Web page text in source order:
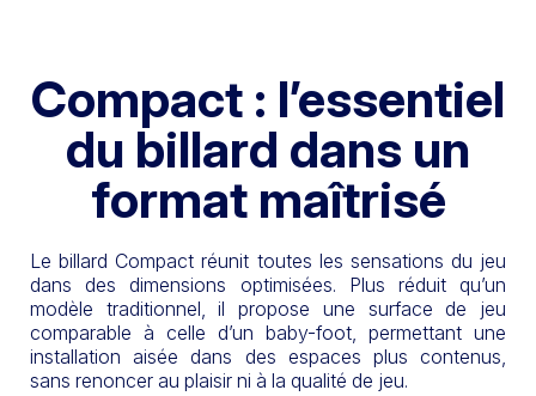
Compact : l’essentiel
du billard dans un
format maîtrisé
Le billard Compact réunit toutes les sensations du jeu
dans des dimensions optimisées. Plus réduit qu’un
modèle traditionnel, il propose une surface de jeu
comparable à celle d’un baby-foot, permettant une
installation aisée dans des espaces plus contenus,
sans renoncer au plaisir ni à la qualité de jeu.